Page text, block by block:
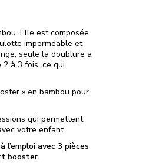
Elle est composée
imperméable et
seule la doublure a
à 3 fois, ce qui
» en bambou pour
qui permettent
votre enfant.
l’emploi avec 3 pièces
booster.